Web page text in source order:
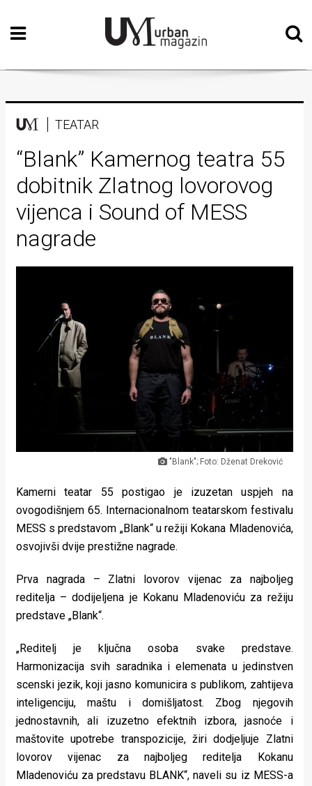
Početna
Vizualne
Teatar
Književnost
Muzika
Film
Intervju
Kolumne
Lifestyle
Beauty
Fashion
Život
pokretu
Ideje
Urban
Places
Aktivizam
Aktuelnosti
Promo
TEATAR
“Blank” Kamernog teatra 55
dobitnik Zlatnog lovorovog
vijenca i Sound of MESS
nagrade
"Blank"; Foto: Dženat Dreković
Kamerni teatar 55 postigao je izuzetan uspjeh na
ovogodišnjem 65. Internacionalnom teatarskom festivalu
MESS s predstavom „Blank“ u režiji Kokana Mladenovića,
osvojivši dvije prestižne nagrade.
Prva nagrada – Zlatni lovorov vijenac za najboljeg
reditelja – dodijeljena je Kokanu Mladenoviću za režiju
predstave „Blank“.
„Reditelj je ključna osoba svake predstave.
Harmonizacija svih saradnika i elemenata u jedinstven
scenski jezik, koji jasno komunicira s publikom, zahtijeva
inteligenciju, maštu i domišljatost. Zbog njegovih
jednostavnih, ali izuzetno efektnih izbora, jasnoće i
maštovite upotrebe transpozicije, žiri dodjeljuje Zlatni
lovorov vijenac za najboljeg reditelja Kokanu
Mladenoviću za predstavu BLANK“, naveli su iz MESS-a